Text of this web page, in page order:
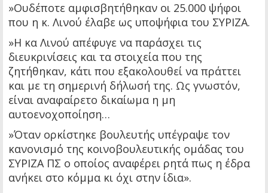
»Ουδέποτε αμφισβητήθηκαν οι 25.000 ψήφοι
που η κ. Λινού έλαβε ως υποψήφια του ΣΥΡΙΖΑ.
»Η κα Λινού απέφυγε να παράσχει τις
διευκρινίσεις και τα στοιχεία που της
ζητήθηκαν, κάτι που εξακολουθεί να πράττει
και με τη σημερινή δήλωσή της. Ως γνωστόν,
είναι αναφαίρετο δικαίωμα η μη
αυτοενοχοποίηση…
»Όταν ορκίστηκε βουλευτής υπέγραψε τον
κανονισμό της κοινοβουλευτικής ομάδας του
ΣΥΡΙΖΑ ΠΣ ο οποίος αναφέρει ρητά πως η έδρα
ανήκει στο κόμμα κι όχι στην ίδια».